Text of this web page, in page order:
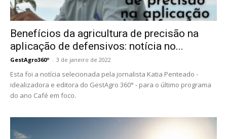
Benefícios da agricultura de precisão na
aplicação de defensivos: notícia no...
GestAgro360º - 3 de janeiro de 2022
Esta foi a notícia selecionada pela jornalista Katia Penteado -
idealizadora e editora do GestAgro 360° - para o último programa
do ano Café em foco.